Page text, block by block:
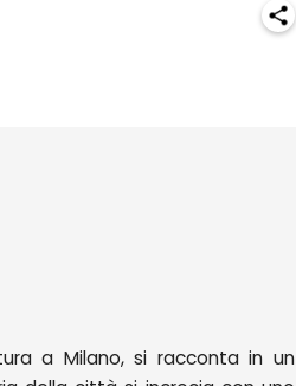
a Milano, si racconta in un